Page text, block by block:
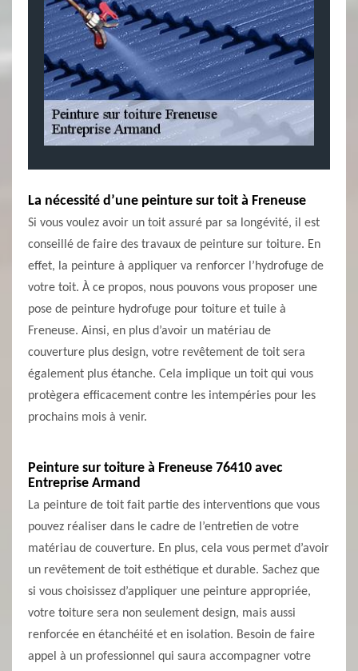
La nécessité d’une peinture sur toit à Freneuse
Si vous voulez avoir un toit assuré par sa longévité, il est
conseillé de faire des travaux de peinture sur toiture. En
effet, la peinture à appliquer va renforcer l’hydrofuge de
votre toit. À ce propos, nous pouvons vous proposer une
pose de peinture hydrofuge pour toiture et tuile à
Freneuse. Ainsi, en plus d’avoir un matériau de
couverture plus design, votre revêtement de toit sera
également plus étanche. Cela implique un toit qui vous
protègera efficacement contre les intempéries pour les
prochains mois à venir.
Peinture sur toiture à Freneuse 76410 avec
Entreprise Armand
La peinture de toit fait partie des interventions que vous
pouvez réaliser dans le cadre de l’entretien de votre
matériau de couverture. En plus, cela vous permet d’avoir
un revêtement de toit esthétique et durable. Sachez que
si vous choisissez d’appliquer une peinture appropriée,
votre toiture sera non seulement design, mais aussi
renforcée en étanchéité et en isolation. Besoin de faire
appel à un professionnel qui saura accompagner votre